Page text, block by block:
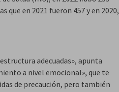
en 2021 fueron 457 y en 2020,
adecuadas», apunta
a nivel emocional», que te
de precaución, pero también